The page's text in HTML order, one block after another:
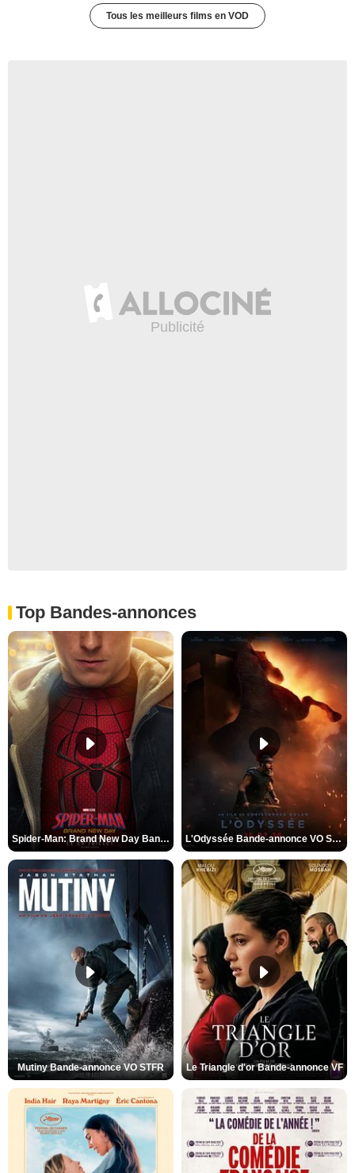
Tous les meilleurs films en VOD
Top Bandes-annonces
Spider-Man: Brand New Day Bande-annonce VO STFR L'Odyssée Bande-annonce VO STFR
Mutiny Bande-annonce VO STFR Le Triangle d'or Bande-annonce VF